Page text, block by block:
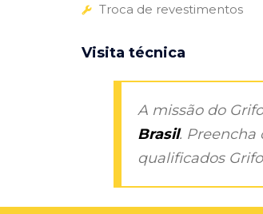
Troca de revestimentos
Visita técnica
A missão do
Brasil. Preencha
qualificados